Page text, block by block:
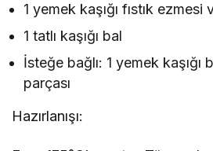
1 yemek kaşığı fıstık
1 tatlı kaşığı bal
İsteğe bağlı: 1 yemek kaşığı
parçası
Hazırlanışı: